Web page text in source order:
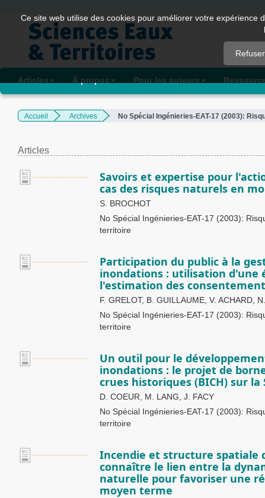
Quick
jump
page
content
Navigation
Main
Sidebar
Articles À propos Pour les auteurs
Accueil Archives No Spécial Ingénieries-EAT-17 (2003):
Articles
Savoirs et expertise pour
cas des risques naturels en
S. BROCHOT
No Spécial Ingénieries-EAT-17 (2003):
territoire
Participation du public à la
inondations : utilisation d'une
l'estimation des
F. GRELOT, B. GUILLAUME, V. ACHARD,
No Spécial Ingénieries-EAT-17 (2003):
territoire
Un outil pour le
inondations : le projet de
crues historiques (BICH) sur la
D. COEUR, M. LANG, J. FACY
No Spécial Ingénieries-EAT-17 (2003):
territoire
Incendie et structure spatiale
connaître le lien entre la
naturelle pour favoriser une
moyen terme
Ce site web utilise des cookies pour améliorer votre expérience
Refuser